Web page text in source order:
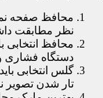
محافظ صفحه
نظر مطابقت
محافظ انتخابی
دستگاه فشاری
گلس انتخابی
تار شدن تصویر